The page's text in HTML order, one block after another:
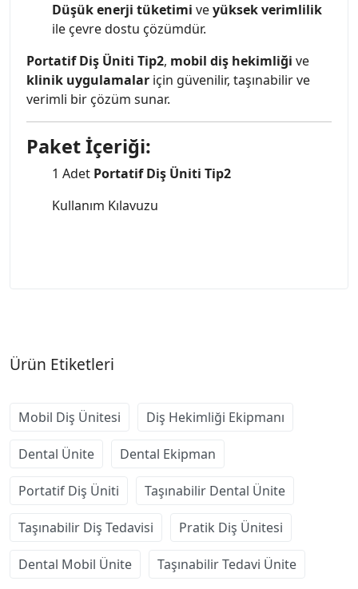
Düşük enerji tüketimi veyüksek verimlilik
ile çevre dostu çözümdür.
Portatif Diş Üniti Tip2, mobil diş hekimliği ve
klinik uygulamalar için güvenilir, taşınabilir ve
verimli bir çözüm sunar.
Paket İçeriği:
1 Adet Portatif Diş Üniti Tip2
Kullanım Kılavuzu
Ürün Etiketleri
Mobil Diş Ünitesi Diş Hekimliği Ekipmanı
Dental Ünite Dental Ekipman
Portatif Diş Üniti Taşınabilir Dental Ünite
Taşınabilir Diş Tedavisi Pratik Diş Ünitesi
Dental Mobil Ünite Taşınabilir Tedavi Ünite